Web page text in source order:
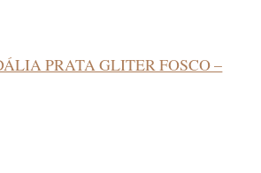
PRATA GLITER FOSCO –